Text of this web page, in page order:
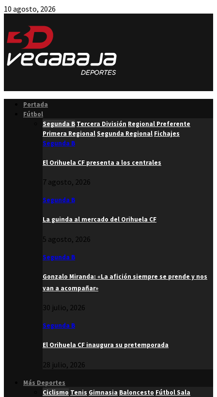
10 agosto, 2026
Portada
Fútbol
Segunda B Tercera División Regional Preferente
Primera RegionalSegunda Regional Fichajes
Segunda B
El Orihuela CF presenta a los centrales
7 agosto, 2026
Segunda B
La guinda al mercado del Orihuela CF
5 agosto, 2026
Segunda B
Gonzalo Miranda: «La afición siempre se prende y nos
van a acompañar»
30 julio, 2026
Segunda B
El Orihuela CF inaugura su pretemporada
28 julio, 2026
Más Deportes
Ciclismo Tenis Gimnasia Baloncesto Fútbol Sala